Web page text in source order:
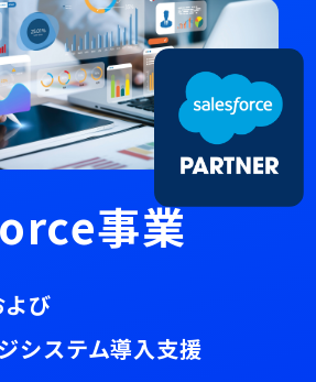
事業
び
システム導入支援